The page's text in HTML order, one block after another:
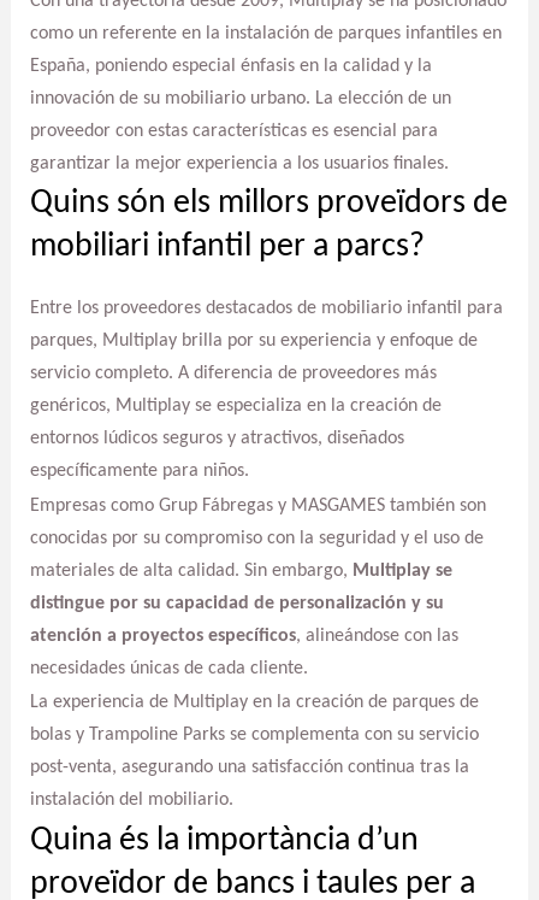
como un referente en la instalación de parques infantiles en
España, poniendo especial énfasis en la calidad y la
innovación de su mobiliario urbano. La elección de un
proveedor con estas características es esencial para
garantizar la mejor experiencia a los usuarios finales.
Quins són els millors proveïdors de
mobiliari infantil per a parcs?
Entre los proveedores destacados de mobiliario infantil para
parques, Multiplay brilla por su experiencia y enfoque de
servicio completo. A diferencia de proveedores más
genéricos, Multiplay se especializa en la creación de
entornos lúdicos seguros y atractivos, diseñados
específicamente para niños.
Empresas como Grup Fábregas y MASGAMES también son
conocidas por su compromiso con la seguridad y el uso de
materiales de alta calidad. Sin embargo, Multiplay se
distingue por su capacidad de personalización y su
atención a proyectos específicos, alineándose con las
necesidades únicas de cada cliente.
La experiencia de Multiplay en la creación de parques de
bolas y Trampoline Parks se complementa con su servicio
post-venta, asegurando una satisfacción continua tras la
instalación del mobiliario.
Quina és la importància d’un
proveïdor de bancs i taules per a